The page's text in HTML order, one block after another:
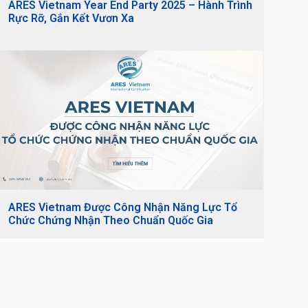
ARES Vietnam Year End Party 2025 – Hành Trình
Rực Rỡ, Gắn Kết Vươn Xa
ARES Vietnam Được Công Nhận Năng Lực Tổ
Chức Chứng Nhận Theo Chuẩn Quốc Gia